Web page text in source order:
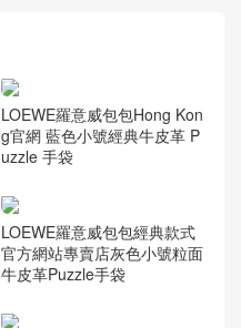
LOEWE羅意威包包Hong Kon
g官網 藍色小號經典牛皮革 P
uzzle 手袋
LOEWE羅意威包包經典款式
官方網站專賣店灰色小號粒面
牛皮革Puzzle手袋